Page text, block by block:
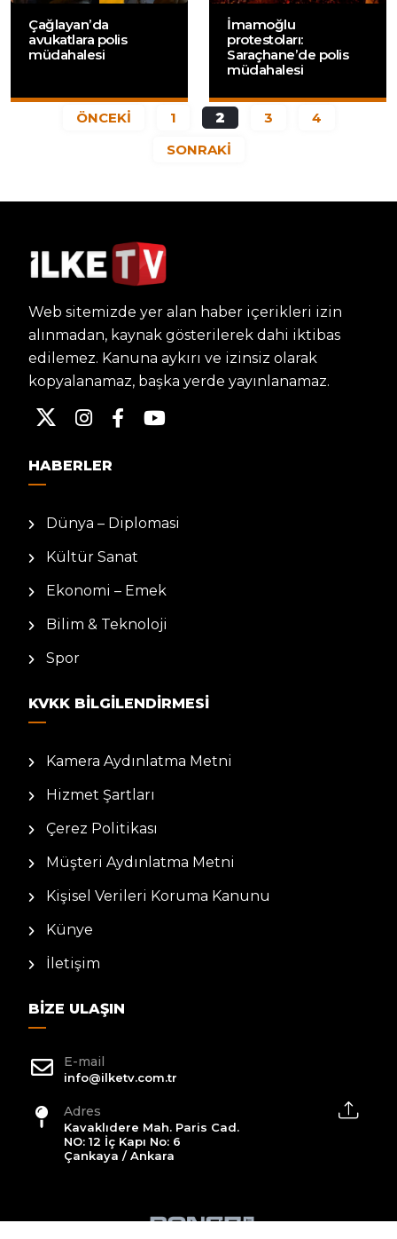
Çağlayan’da
avukatlara polis
müdahalesi
İmamoğlu
protestoları:
Saraçhane’de polis
müdahalesi
ÖNCEKİ 1 2 3
4
SONRAKİ
Web sitemizde yer alan haber içerikleri izin
alınmadan, kaynak gösterilerek dahi iktibas
edilemez. Kanuna aykırı ve izinsiz olarak
kopyalanamaz, başka yerde yayınlanamaz.
HABERLER
Dünya – Diplomasi
Kültür Sanat
Ekonomi – Emek
Bilim & Teknoloji
Spor
KVKK BILGILENDIRMESI
Kamera Aydınlatma Metni
Hizmet Şartları
Çerez Politikası
Müşteri Aydınlatma Metni
Kişisel Verileri Koruma Kanunu
Künye
İletişim
BIZE ULAŞIN
E-mail
info@ilketv.com.tr
Adres
Kavaklıdere Mah. Paris Cad.
NO: 12 İç Kapı No: 6
Çankaya / Ankara